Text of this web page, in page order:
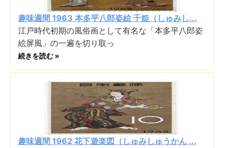
趣味週間 1963 本多平八郎姿絵 千姫（しゅみし...
江戸時代初期の風俗画として有名な「本多平八郎姿
絵屏風」の一遍を切り取っ
続きを読む »
趣味週間 1962 花下遊楽図（しゅみしゅうかん ...